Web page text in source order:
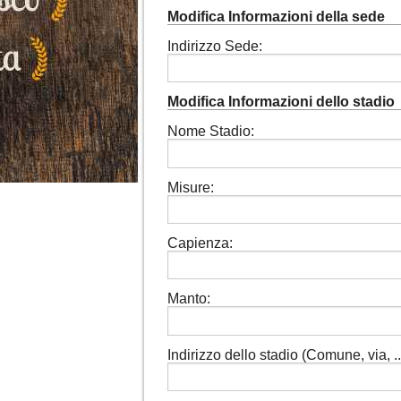
Modifica Informazioni della sede
Indirizzo Sede:
Modifica Informazioni dello stadio
Nome Stadio:
Misure:
Capienza:
Manto:
Indirizzo dello stadio (Comune, via,